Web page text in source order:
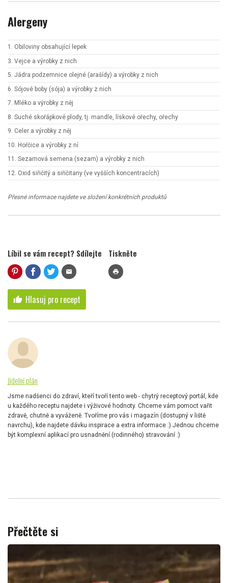
Alergeny
1. Obiloviny obsahující lepek
3. Vejce a výrobky z nich
5. Jádra podzemnice olejné (arašídy) a výrobky z nich
6. Sójové boby (sója) a výrobky z nich
7. Mléko a výrobky z něj
8. Suché skořápkové plody, tj. mandle, lískové ořechy, ořechy
9. Celer a výrobky z něj
10. Hořčice a výrobky z ní
11. Sezamová semena (sezam) a výrobky z nich
12. Oxid siřičitý a siřičitany (ve vyšších koncentracích)
Přesné informace najdete ve složení konkrétních produktů
Líbil se vám recept? Sdílejte
mail
Tiskněte
print
thumb_up Hlasuj pro recept
Jídelní plán
Jsme nadšenci do zdraví, kteří tvoří tento web - chytrý receptový portál, kde
u každého receptu najdete i výživové hodnoty. Chceme vám pomoct vařit
zdravě, chutně a vyváženě. Tvoříme pro vás i magazín (dostupný v liště
navrchu), kde najdete dávku inspirace a extra informace :) Jednou chceme
být komplexní aplikací pro usnadnění (rodinného) stravování :)
Přečtěte si